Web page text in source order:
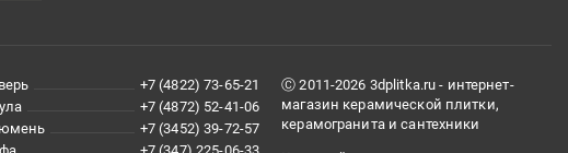
+7 (4822) 73-65-21
+7 (4872) 52-41-06
+7 (3452) 39-72-57
Ⓒ 2011-2026 3dplitka.ru - интернет-
магазин керамической плитки,
керамогранита и сантехники